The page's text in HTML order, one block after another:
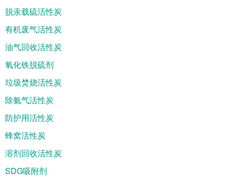
脱汞载硫活性炭
有机废气活性炭
油气回收活性炭
氧化铁脱硫剂
垃圾焚烧活性炭
除氨气活性炭
防护用活性炭
蜂窝活性炭
溶剂回收活性炭
SDG吸附剂